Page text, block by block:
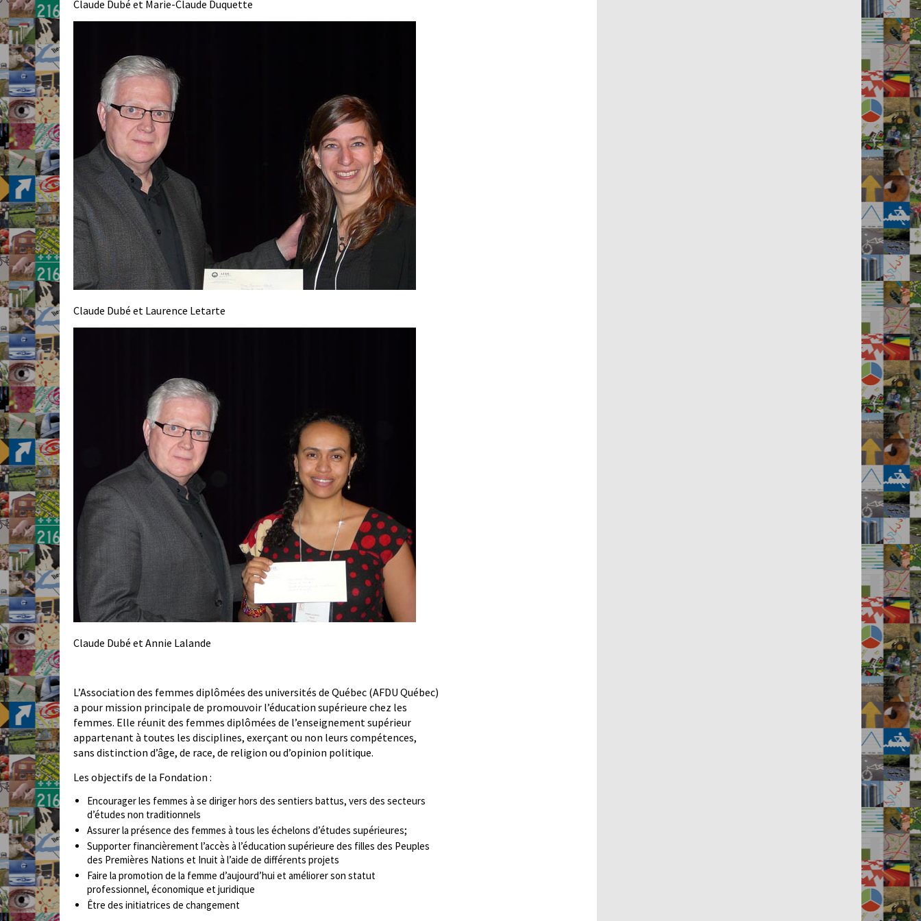
Claude Dubé et Marie-Claude Duquette
Claude Dubé et Laurence Letarte
Claude Dubé et Annie Lalande
L’Association des femmes diplômées des universités de Québec (AFDU Québec)
a pour mission principale de promouvoir l’éducation supérieure chez les
femmes. Elle réunit des femmes diplômées de l’enseignement supérieur
appartenant à toutes les disciplines, exerçant ou non leurs compétences,
sans distinction d’âge, de race, de religion ou d’opinion politique.
Les objectifs de la Fondation :
Encourager les femmes à se diriger hors des sentiers battus, vers des secteurs
d’études non traditionnels
Assurer la présence des femmes à tous les échelons d’études supérieures;
Supporter financièrement l’accès à l’éducation supérieure des filles des Peuples
des Premières Nations et Inuit à l’aide de différents projets
Faire la promotion de la femme d’aujourd’hui et améliorer son statut
professionnel, économique et juridique
Être des initiatrices de changement